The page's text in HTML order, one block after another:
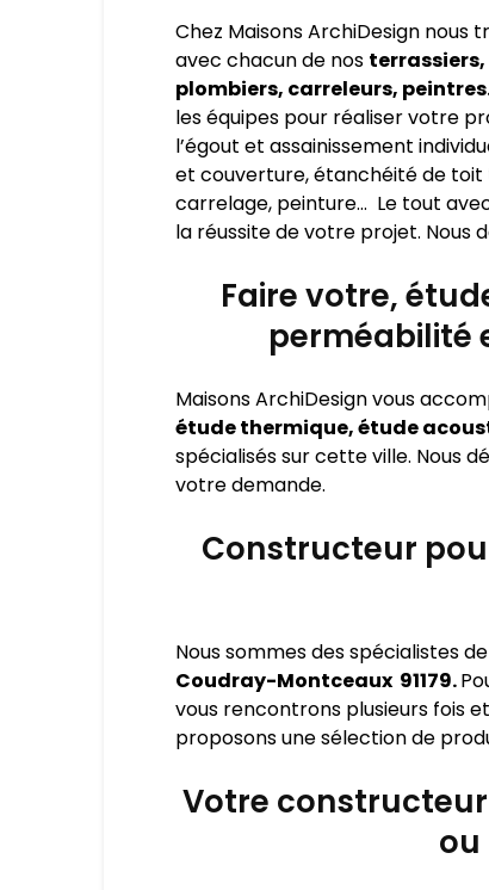
Chez Maisons ArchiDesign
avec chacun de nos
plombiers, carreleurs,
les équipes pour réaliser votre
l’égout et assainissement
et couverture, étanchéité de
carrelage, peinture… Le tout
la réussite de votre projet. Nous
Faire votre,
perméabilité
Maisons ArchiDesign vous
étude thermique, étude
spécialisés sur cette ville. Nous
votre demande.
Constructeur
Nous sommes des spécialistes
Coudray-Montceaux 91179.
vous rencontrons plusieurs fois
proposons une sélection de
Votre
ou